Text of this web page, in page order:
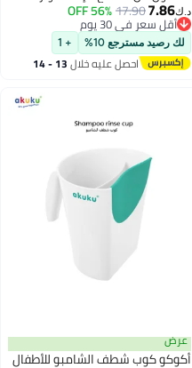
متينة مثبتة على الأرض مع حامل
فرشاة أسنان وموزع صابون وسلة
مهملات وفرشاة وحامل مرحاض
وصحن صابون - قابلة لإعادة
الاستخدام وسهلة التنظيف وموفرة
للمساحة وتصميم عصري (أسود)
د.ك‏7.86
17.90
56% OFF
أقل سعر في 30 يوم
أقل سعر في 30 يوم
لك رصيد مسترجع 10% + 1
احصل عليه خلال 13 - 14
اغسطس
عرض
أكوكو كوب شطف الشامبو للأطفال